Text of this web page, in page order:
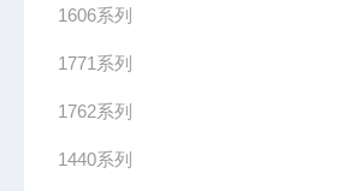
1606系列
1771系列
1762系列
1440系列